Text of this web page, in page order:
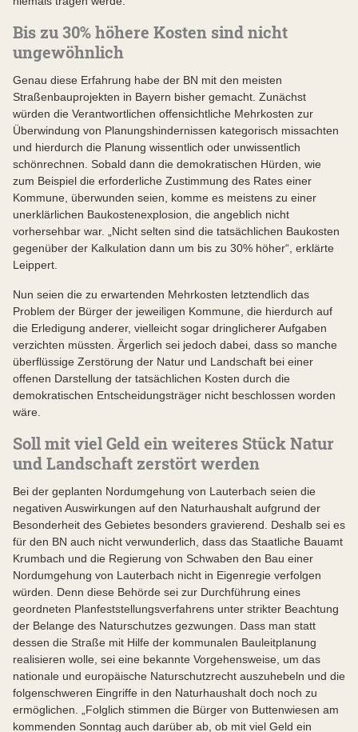
Bis zu 30% höhere Kosten sind nicht
ungewöhnlich
Genau diese Erfahrung habe der BN mit den meisten
Straßenbauprojekten in Bayern bisher gemacht. Zunächst
würden die Verantwortlichen offensichtliche Mehrkosten zur
Überwindung von Planungshindernissen kategorisch missachten
und hierdurch die Planung wissentlich oder unwissentlich
schönrechnen. Sobald dann die demokratischen Hürden, wie
zum Beispiel die erforderliche Zustimmung des Rates einer
Kommune, überwunden seien, komme es meistens zu einer
unerklärlichen Baukostenexplosion, die angeblich nicht
vorhersehbar war. „Nicht selten sind die tatsächlichen Baukosten
gegenüber der Kalkulation dann um bis zu 30% höher“, erklärte
Leippert.
Nun seien die zu erwartenden Mehrkosten letztendlich das
Problem der Bürger der jeweiligen Kommune, die hierdurch auf
die Erledigung anderer, vielleicht sogar dringlicherer Aufgaben
verzichten müssten. Ärgerlich sei jedoch dabei, dass so manche
überflüssige Zerstörung der Natur und Landschaft bei einer
offenen Darstellung der tatsächlichen Kosten durch die
demokratischen Entscheidungsträger nicht beschlossen worden
wäre.
Soll mit viel Geld ein weiteres Stück Natur
und Landschaft zerstört werden
Bei der geplanten Nordumgehung von Lauterbach seien die
negativen Auswirkungen auf den Naturhaushalt aufgrund der
Besonderheit des Gebietes besonders gravierend. Deshalb sei es
für den BN auch nicht verwunderlich, dass das Staatliche Bauamt
Krumbach und die Regierung von Schwaben den Bau einer
Nordumgehung von Lauterbach nicht in Eigenregie verfolgen
würden. Denn diese Behörde sei zur Durchführung eines
geordneten Planfeststellungsverfahrens unter strikter Beachtung
der Belange des Naturschutzes gezwungen. Dass man statt
dessen die Straße mit Hilfe der kommunalen Bauleitplanung
realisieren wolle, sei eine bekannte Vorgehensweise, um das
nationale und europäische Naturschutzrecht auszuhebeln und die
folgenschweren Eingriffe in den Naturhaushalt doch noch zu
ermöglichen. „Folglich stimmen die Bürger von Buttenwiesen am
kommenden Sonntag auch darüber ab, ob mit viel Geld ein